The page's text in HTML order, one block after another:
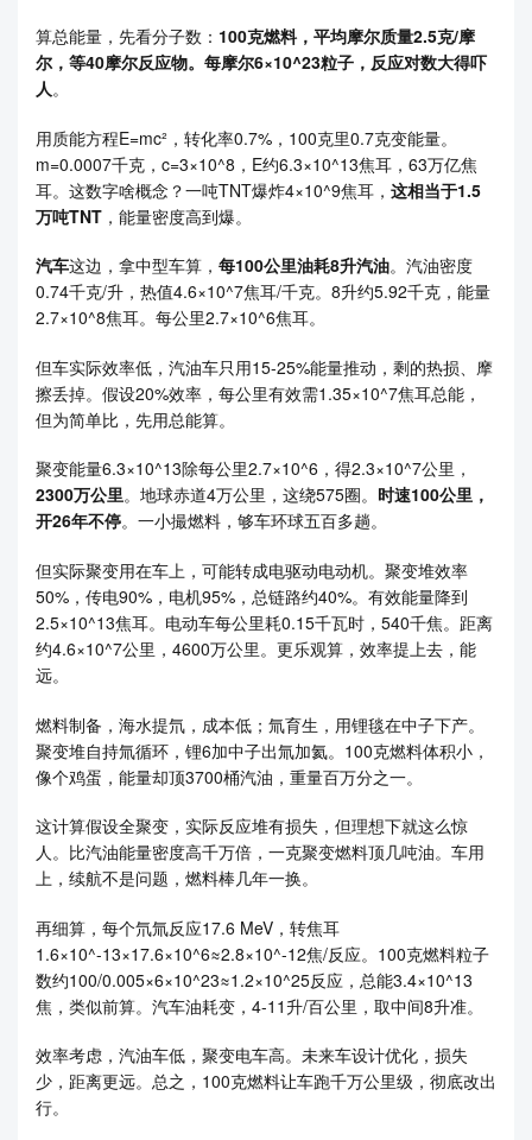
算总能量，先看分子数： 100克燃料，平均摩尔质量2.5克/摩
尔，等40摩尔反应物。每摩尔6×10^23粒子，反应对数大得吓
人。
用质能方程E=mc²，转化率0.7%，100克里0.7克变能量。
m=0.0007千克，c=3×10^8，E约6.3×10^13焦耳，63万亿焦
耳。这数字啥概念？一吨TNT爆炸4×10^9焦耳， 这相当于1.5
万吨TNT ，能量密度高到爆。
汽车这边，拿中型车算， 每100公里油耗8升汽油。汽油密度
0.74千克/升，热值4.6×10^7焦耳/千克。8升约5.92千克，能量
2.7×10^8焦耳。每公里2.7×10^6焦耳。
但车实际效率低，汽油车只用15-25%能量推动，剩的热损、摩
擦丢掉。假设20%效率，每公里有效需1.35×10^7焦耳总能，
但为简单比，先用总能算。
聚变能量6.3×10^13除每公里2.7×10^6，得2.3×10^7公里，
2300万公里。地球赤道4万公里，这绕575圈。 时速100公里，
开26年不停。一小撮燃料，够车环球五百多趟。
但实际聚变用在车上，可能转成电驱动电动机。聚变堆效率
50%，传电90%，电机95%，总链路约40%。有效能量降到
2.5×10^13焦耳。电动车每公里耗0.15千瓦时，540千焦。距离
约4.6×10^7公里，4600万公里。更乐观算，效率提上去，能
远。
燃料制备，海水提氘，成本低；氚育生，用锂毯在中子下产。
聚变堆自持氚循环，锂6加中子出氚加氦。100克燃料体积小，
像个鸡蛋，能量却顶3700桶汽油，重量百万分之一。
这计算假设全聚变，实际反应堆有损失，但理想下就这么惊
人。比汽油能量密度高千万倍，一克聚变燃料顶几吨油。车用
上，续航不是问题，燃料棒几年一换。
再细算，每个氘氚反应17.6 MeV，转焦耳
1.6×10^-13×17.6×10^6≈2.8×10^-12焦/反应。100克燃料粒子
数约100/0.005×6×10^23≈1.2×10^25反应，总能3.4×10^13
焦，类似前算。汽车油耗变，4-11升/百公里，取中间8升准。
效率考虑，汽油车低，聚变电车高。未来车设计优化，损失
少，距离更远。总之，100克燃料让车跑千万公里级，彻底改出
行。